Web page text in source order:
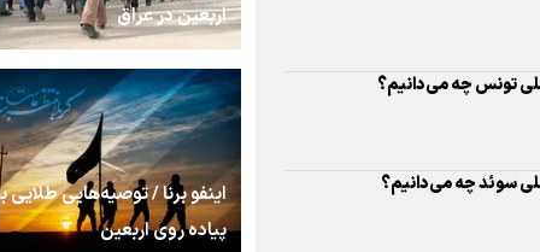
ملی تونس چه می‌دانیم؟
ملی سوئد چه می‌دانیم؟
از طلوع خیابان‌ها تا
اشک
جمله‌ای که بغض
را شکست؛ «آهای مردم،
تهران رفتند»
اربعین در عراق
اینفو برنا / توصیه‌هایی طلایی
پیاده روی اربعین